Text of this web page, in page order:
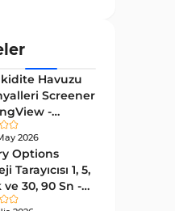
95
Havuzu
Screener
-
2026
Options
Tarayıcısı 1, 5,
ve 30, 90 Sn -